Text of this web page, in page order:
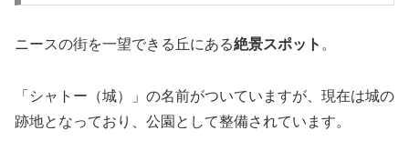
ニースの街を一望できる丘にある絶景スポット 。
「シャトー（城）」の名前がついていますが、現在は城の
跡地となっており、公園として整備されています。